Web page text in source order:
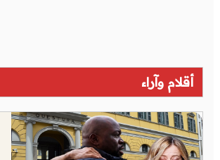
أقلام وآراء